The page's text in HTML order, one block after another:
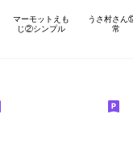
マーモットえも
じ②シンプル
うさ村さん
常